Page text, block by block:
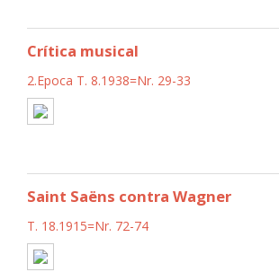
Crítica musical
2.Epoca T. 8.1938=Nr. 29-33
Saint Saëns contra Wagner
T. 18.1915=Nr. 72-74